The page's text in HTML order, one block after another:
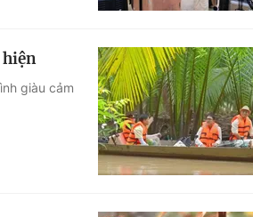
hiện
giàu cảm